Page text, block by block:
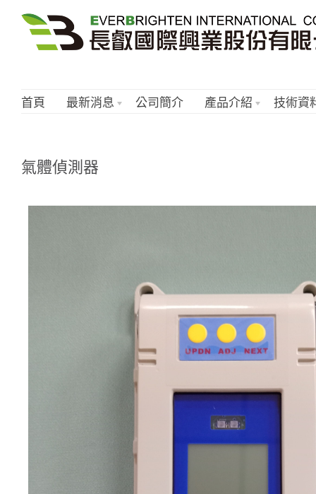
首頁 最新消息 公司簡介 產品介紹 技術資
氣體偵測器